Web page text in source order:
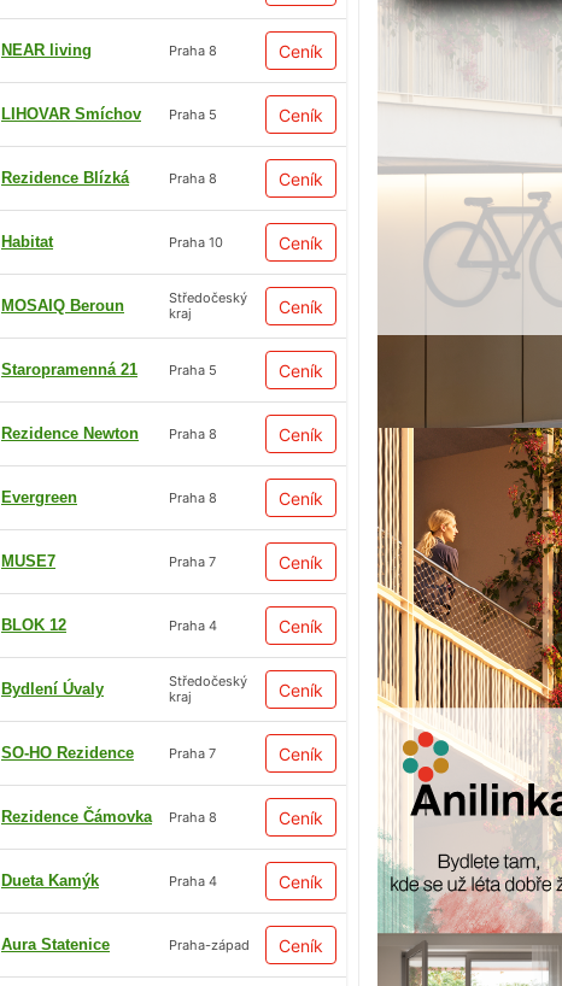
NEAR living Praha 8 Ceník
LIHOVAR Smíchov Praha 5 Ceník
Rezidence Blízká Praha 8 Ceník
Habitat Praha 10 Ceník
MOSAIQ Beroun
Středočeský
kraj
Ceník
Staropramenná 21 Praha 5 Ceník
Rezidence Newton Praha 8 Ceník
Evergreen Praha 8 Ceník
MUSE7 Praha 7 Ceník
BLOK 12 Praha 4 Ceník
Bydlení Úvaly
Středočeský
kraj
Ceník
SO-HO Rezidence Praha 7 Ceník
Rezidence Čámovka Praha 8 Ceník
Dueta Kamýk Praha 4 Ceník
Aura Statenice Praha-západ Ceník